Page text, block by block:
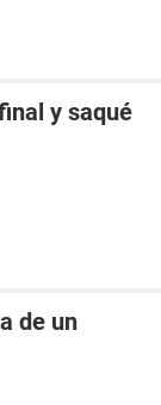
y saqué
de un